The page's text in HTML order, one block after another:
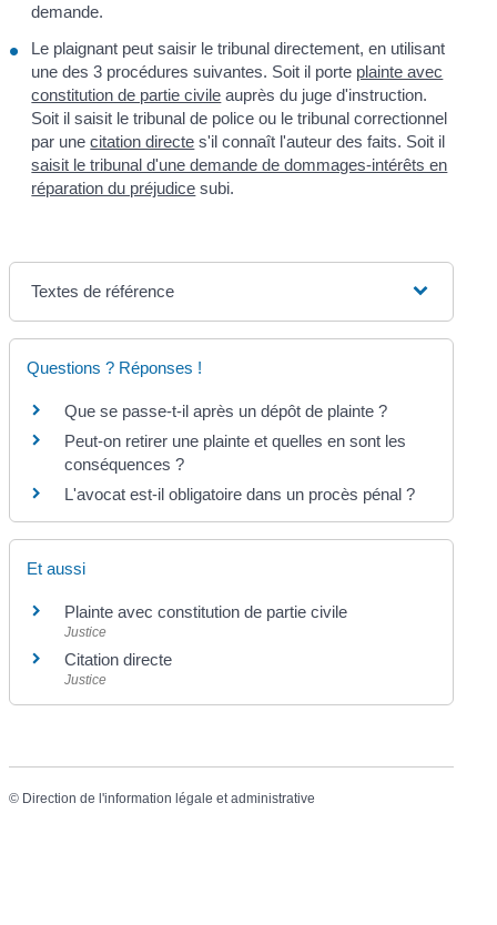
demande.
Le plaignant peut saisir le tribunal directement, en utilisant
une des 3 procédures suivantes. Soit il porte plainte avec
constitution de partie civile auprès du juge d'instruction.
Soit il saisit le tribunal de police ou le tribunal correctionnel
par unecitation directe s'il connaît l'auteur des faits. Soit il
saisit le tribunal d'une demande de dommages-intérêts en
réparation du préjudice subi.
Textes de référence
Questions ? Réponses !
Que se passe-t-il après un dépôt de plainte ?
Peut-on retirer une plainte et quelles en sont les
conséquences ?
L'avocat est-il obligatoire dans un procès pénal ?
Et aussi
Plainte avec constitution de partie civile
Justice
Citation directe
Justice
© Direction de l'information légale et administrative